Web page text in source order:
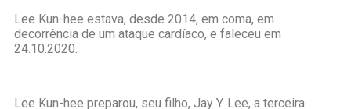
Lee Kun-hee estava, desde 2014, em coma, em
decorrência de um ataque cardíaco, e faleceu em
24.10.2020.
Lee Kun-hee preparou, seu filho, Jay Y. Lee, a terceira